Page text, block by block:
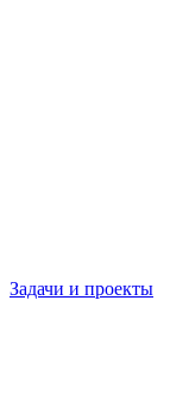
Задачи и проекты